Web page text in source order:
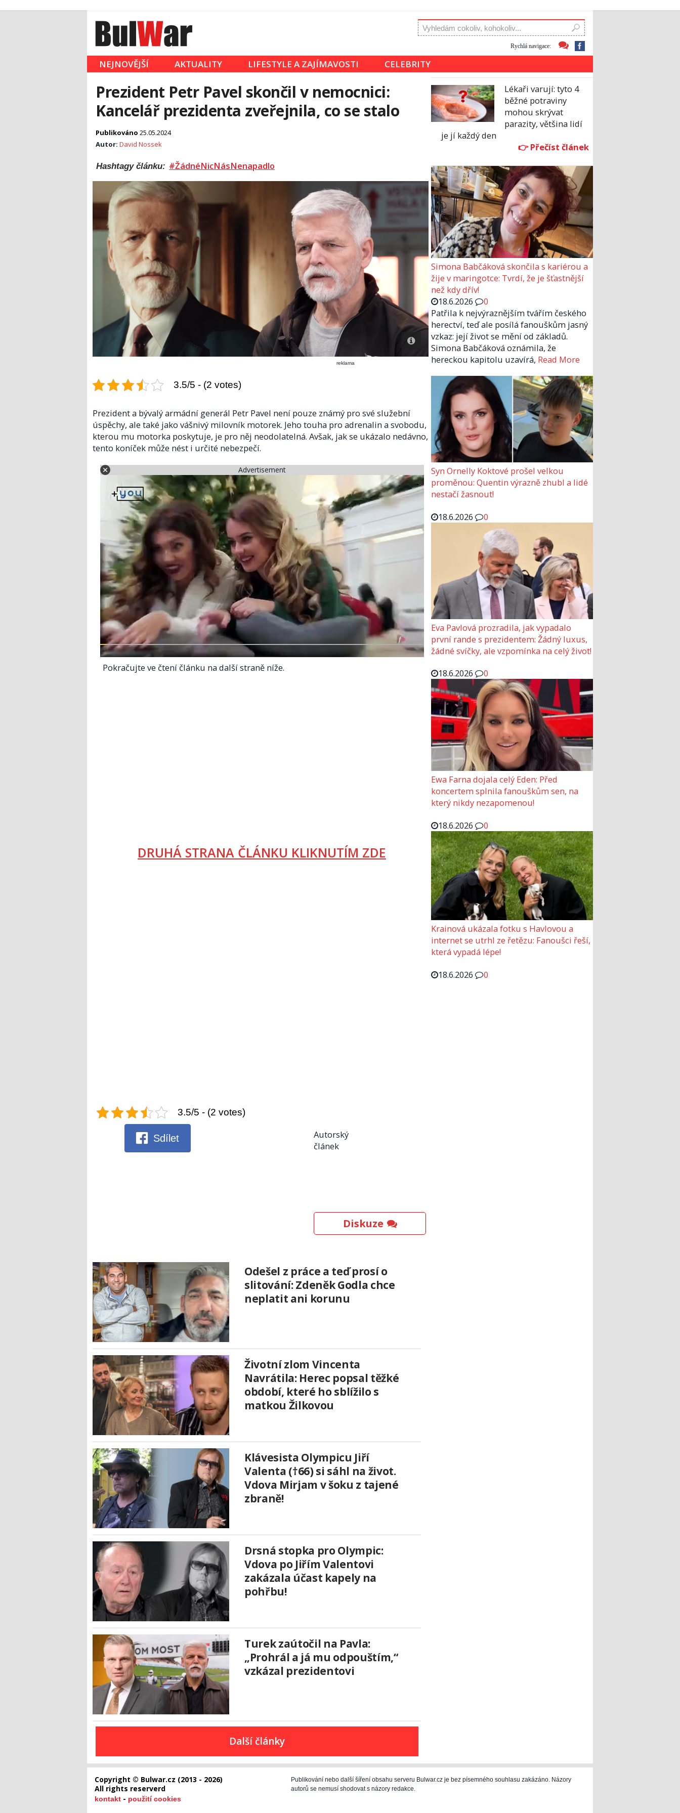
Rychlá navigace:
NEJNOVĚJŠÍ AKTUALITY LIFESTYLE A ZAJÍMAVOSTI CELEBRITY
Prezident Petr Pavel skončil v nemocnici:
Kancelář prezidenta zveřejnila, co se stalo
Publikováno 25.05.2024
Autor: David Nossek
Hashtagy článku: #ŽádnéNicNásNenapadlo
reklama
3.5/5 - (2 votes)
Prezident a bývalý armádní generál Petr Pavel není pouze známý pro své služební
úspěchy, ale také jako vášnivý milovník motorek. Jeho touha pro adrenalin a svobodu,
kterou mu motorka poskytuje, je pro něj neodolatelná. Avšak, jak se ukázalo nedávno,
tento koníček může nést i určité nebezpečí.
Advertisement
Pokračujte ve čtení článku na další straně níže.
DRUHÁ STRANA ČLÁNKU KLIKNUTÍM ZDE
3.5/5 - (2 votes)
Sdílet
Autorský
článek
Diskuze
Odešel z práce a teď prosí o
slitování: Zdeněk Godla chce
neplatit ani korunu
Životní zlom Vincenta
Navrátila: Herec popsal těžké
období, které ho sblížilo s
matkou Žilkovou
Klávesista Olympicu Jiří
Valenta (†66) si sáhl na život.
Vdova Mirjam v šoku z tajené
zbraně!
Drsná stopka pro Olympic:
Vdova po Jiřím Valentovi
zakázala účast kapely na
pohřbu!
Turek zaútočil na Pavla:
„Prohrál a já mu odpouštím,“
vzkázal prezidentovi
Další články
Lékaři varují: tyto 4
běžné potraviny
mohou skrývat
parazity, většina lidí
je jí každý den
Simona Babčáková skončila s kariérou a
žije v maringotce: Tvrdí, že je šťastnější
než kdy dřív!
18.6.2026
0
Patřila k nejvýraznějším tvářím českého
herectví, teď ale posílá fanouškům jasný
vzkaz: její život se mění od základů.
Simona Babčáková oznámila, že
hereckou kapitolu uzavírá, Read More
Syn Ornelly Koktové prošel velkou
proměnou: Quentin výrazně zhubl a lidé
nestačí žasnout!
18.6.2026
0
Eva Pavlová prozradila, jak vypadalo
první rande s prezidentem: Žádný luxus,
žádné svíčky, ale vzpomínka na celý život!
18.6.2026
0
Ewa Farna dojala celý Eden: Před
koncertem splnila fanouškům sen, na
který nikdy nezapomenou!
18.6.2026
0
Krainová ukázala fotku s Havlovou a
internet se utrhl ze řetězu: Fanoušci řeší,
která vypadá lépe!
18.6.2026
0
Copyright © Bulwar.cz (2013 - 2026)
All rights reserverd
kontakt - použití cookies
Publikování nebo další šíření obsahu serveru Bulwar.cz je bez písemného souhlasu zakázáno. Názory
autorů se nemusí shodovat s názory redakce.